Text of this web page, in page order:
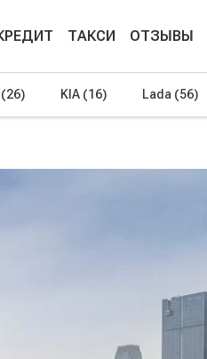
ТАКСИ ОТЗЫВЫ
(26) KIA (16) Lada (56)